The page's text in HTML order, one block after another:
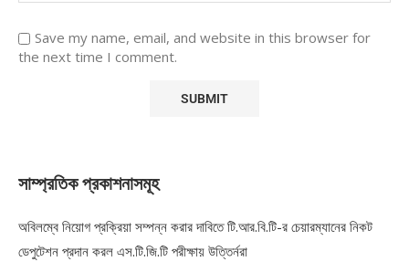
Save my name, email, and website in this browser for
the next time I comment.
সাম্প্রতিক প্রকাশনাসমূহ
অবিলম্বে নিয়োগ প্রক্রিয়া সম্পন্ন করার দাবিতে টি.আর.বি.টি-র চেয়ারম্যানের নিকট
ডেপুটেশন প্রদান করল এস.টি.জি.টি পরীক্ষায় উত্তির্নরা